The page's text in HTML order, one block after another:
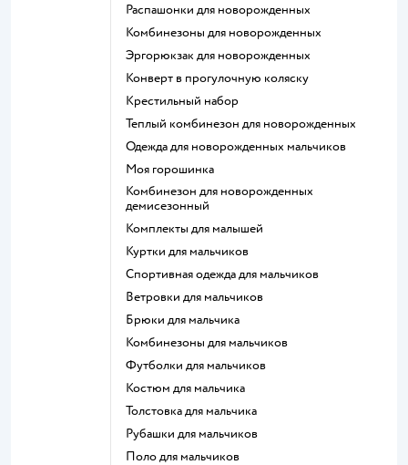
Распашонки для новорожденных
Комбинезоны для новорожденных
Эргорюкзак для новорожденных
Конверт в прогулочную коляску
Крестильный набор
Теплый комбинезон для новорожденных
Одежда для новорожденных мальчиков
Моя горошинка
Комбинезон для новорожденных
демисезонный
Комплекты для малышей
Куртки для мальчиков
Спортивная одежда для мальчиков
Ветровки для мальчиков
Брюки для мальчика
Комбинезоны для мальчиков
Футболки для мальчиков
Костюм для мальчика
Толстовка для мальчика
Рубашки для мальчиков
Поло для мальчиков